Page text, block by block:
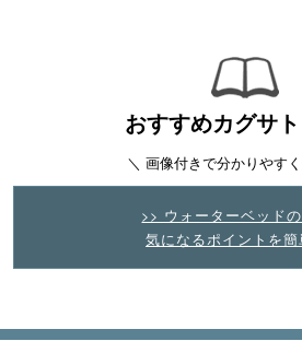
おすすめカグサ
＼ 画像付きで分かりやす
>> ウォーターベッド
気になるポイントを簡